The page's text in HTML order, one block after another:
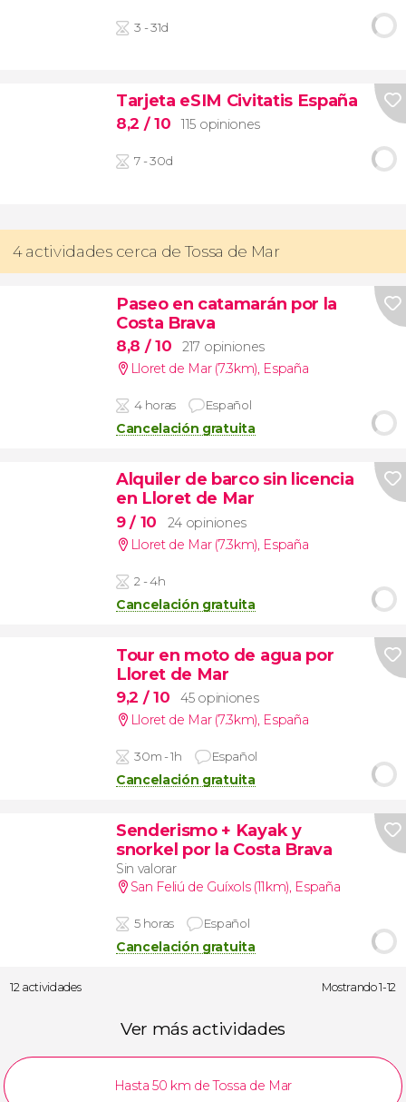
3 - 31d
Tarjeta eSIM Civitatis España
8,2 / 10 115 opiniones
7 - 30d
4 actividades cerca de Tossa de Mar
Paseo en catamarán por la
Costa Brava
8,8 / 10
217 opiniones
Lloret de Mar (7.3km), España
4 horas Español
Cancelación gratuita
Alquiler de barco sin licencia
en Lloret de Mar
9/ 10
24 opiniones
Lloret de Mar (7.3km), España
2 - 4h
Cancelación gratuita
Tour en moto de agua por
Lloret de Mar
9,2 / 10
45 opiniones
Lloret de Mar (7.3km), España
30m - 1h Español
Cancelación gratuita
Senderismo + Kayak y
snorkel por la Costa Brava
Sin valorar
San Feliú de Guíxols (11km), España
5 horas Español
Cancelación gratuita
12 actividades Mostrando 1-12
Ver más actividades
Hasta 50 km de Tossa de Mar